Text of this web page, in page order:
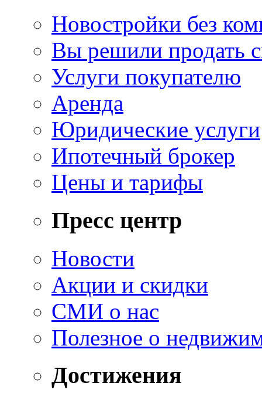
Новостройки без
Вы решили продать
Услуги покупателю
Аренда
Юридические услуги
Ипотечный брокер
Цены и тарифы
Пресс центр
Новости
Акции и скидки
СМИ о нас
Полезное о
Достижения